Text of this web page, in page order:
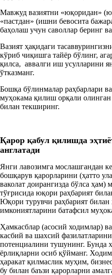
Мавжуд вазиятни «юқоридан»
«пастдан» (ишни бевосита
баҳолаш учун саволлар беринг
Вазият ҳақидаги
кўриб чиқишга тайёр бўлинг,
қилса, аввалги иш усулларини
ўтказманг.
Бошқа бўлинмалар раҳбарлари
муҳокама қилиш орқали
билан текширинг.
Қарор қабул қилишда э
англатади
Янги лавозимга мослашгандан
бошқарув қарорларини (ҳатто
ваколат доирангизда бўлса
тўғрисида юқори раҳбарият
Юқори турувчи раҳбарият билан
имкониятларини батафсил
Ҳамкасблар (асосий ходимлар)
касбий ва шахсий
потенциалини тушунинг. Бунда
ёрлиқларни осиб қўйманг.
ҳаракат қилмаслик муҳим,
бу билан баъзи қарорларни